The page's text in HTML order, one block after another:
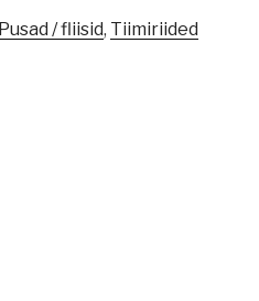
Pusad / fliisid, Tiimiriided